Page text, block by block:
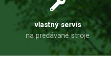
vlastný servis
na predávané stroje